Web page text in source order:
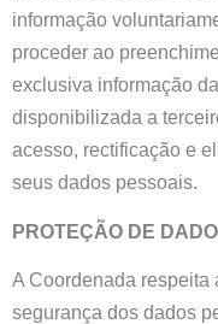
informação
proceder ao
exclusiva informação
disponibilizada a
acesso, rectificação e
seus dados pessoais.
PROTEÇÃO DE
A Coordenada respeita
segurança dos dados